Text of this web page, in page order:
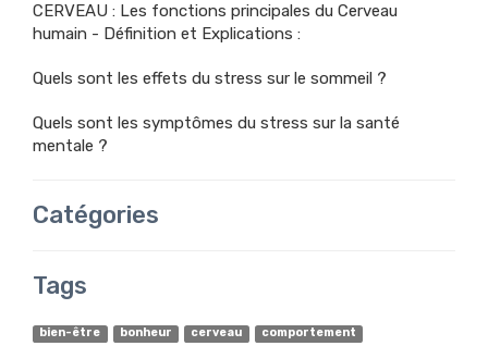
CERVEAU : Les fonctions principales du Cerveau
humain - Définition et Explications :
Quels sont les effets du stress sur le sommeil ?
Quels sont les symptômes du stress sur la santé
mentale ?
Catégories
Tags
bien-être bonheur cerveau
comportement